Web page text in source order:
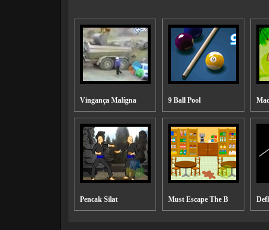
Vingança Malígna 9 Ball Pool
Pencak Silat Must Escape The B